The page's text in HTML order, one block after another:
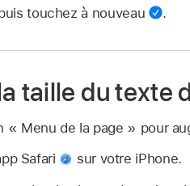
touchez à nouveau .
taille du texte
« Menu de la page » pour
Safari
sur votre iPhone.